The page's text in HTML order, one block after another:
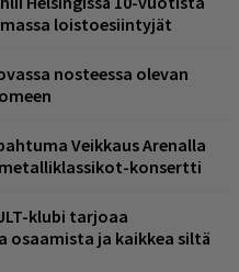
loistoesiintyjät
nosteessa olevan
Veikkaus Arenalla
metalliklassikot-konsertti
klubi tarjoaa
ja kaikkea siltä